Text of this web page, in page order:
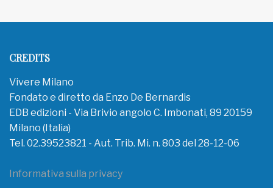
CREDITS
Vivere Milano
Fondato e diretto da Enzo De Bernardis
EDB edizioni - Via Brivio angolo C. Imbonati, 89 20159
Milano (Italia)
Tel. 02.39523821 - Aut. Trib. Mi. n. 803 del 28-12-06
Informativa sulla privacy